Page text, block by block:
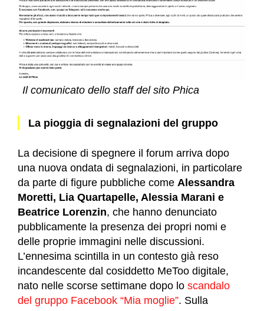
Il comunicato dello staff del sito Phica
La pioggia di segnalazioni del gruppo
La decisione di spegnere il forum arriva dopo
una nuova ondata di segnalazioni, in particolare
da parte di figure pubbliche come Alessandra
Moretti, Lia Quartapelle, Alessia Marani e
Beatrice Lorenzin, che hanno denunciato
pubblicamente la presenza dei propri nomi e
delle proprie immagini nelle discussioni.
L’ennesima scintilla in un contesto già reso
incandescente dal cosiddetto MeToo digitale,
nato nelle scorse settimane dopo lo scandalo
del gruppo Facebook “Mia moglie”. Sulla